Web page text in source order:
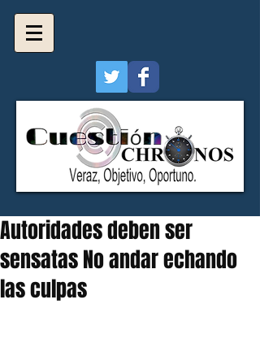
Autoridades deben ser
sensatas No andar echando
las culpas